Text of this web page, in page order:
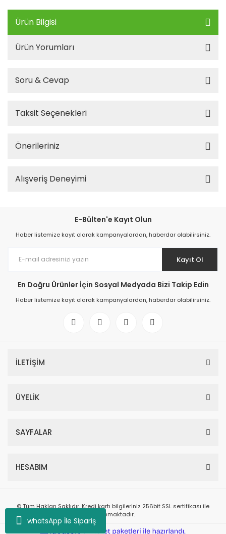
whatsApp İle Sipariş
Ürün Bilgisi
Ürün Yorumları
Soru & Cevap
Taksit Seçenekleri
Önerileriniz
Alışveriş Deneyimi
E-Bülten'e Kayıt Olun
Haber listemize kayıt olarak kampanyalardan, haberdar olabilirsiniz.
Kayıt Ol
En Doğru Ürünler İçin Sosyal Medyada Bizi Takip Edin
Haber listemize kayıt olarak kampanyalardan, haberdar olabilirsiniz.
İLETİŞİM
ÜYELİK
SAYFALAR
HESABIM
© Tüm Hakları Saklıdır. Kredi kartı bilgileriniz 256bit SSL sertifikası ile
korunmaktadır.
e-